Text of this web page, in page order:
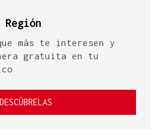
más te interesen y
gratuita en tu
DESCÚBRELAS